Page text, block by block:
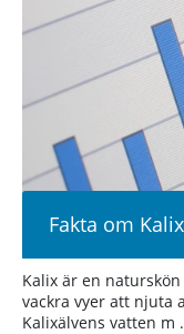
Fakta om Kalix
Kalix är en
vackra vyer att njuta
Kalixälvens vatten m